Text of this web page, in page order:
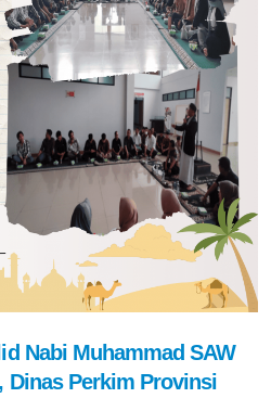
Nabi Muhammad SAW
Dinas Perkim Provinsi